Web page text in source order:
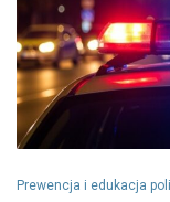
Prewencja i edukacja